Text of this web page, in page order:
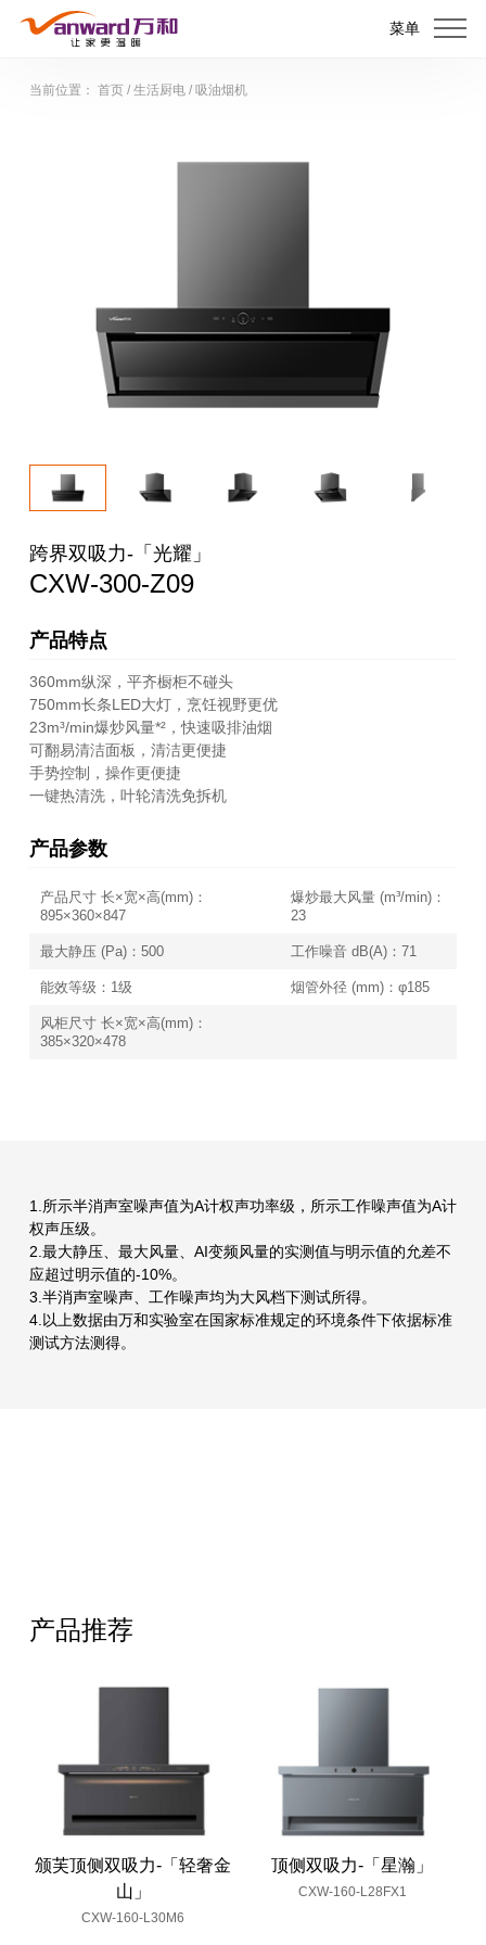
菜单
当前位置： 首页/ 生活厨电/ 吸油烟机
跨界双吸力-「光耀」
CXW-300-Z09
产品特点
360mm纵深，平齐橱柜不碰头
750mm长条LED大灯，烹饪视野更优
23m³/min爆炒风量*²，快速吸排油烟
可翻易清洁面板，清洁更便捷
手势控制，操作更便捷
一键热清洗，叶轮清洗免拆机
产品参数
产品尺寸 长×宽×高(mm)：
895×360×847
爆炒最大风量 (m³/min)：
23
最大静压 (Pa)：500 工作噪音 dB(A)：71
能效等级：1级 烟管外径 (mm)：φ185
风柜尺寸 长×宽×高(mm)：
385×320×478
1.所示半消声室噪声值为A计权声功率级，所示工作噪声值为A计
权声压级。
2.最大静压、最大风量、AI变频风量的实测值与明示值的允差不
应超过明示值的-10%。
3.半消声室噪声、工作噪声均为大风档下测试所得。
4.以上数据由万和实验室在国家标准规定的环境条件下依据标准
测试方法测得。
产品推荐
颁芙顶侧双吸力-「轻奢金
山」
CXW-160-L30M6
顶侧双吸力-「星瀚」
CXW-160-L28FX1